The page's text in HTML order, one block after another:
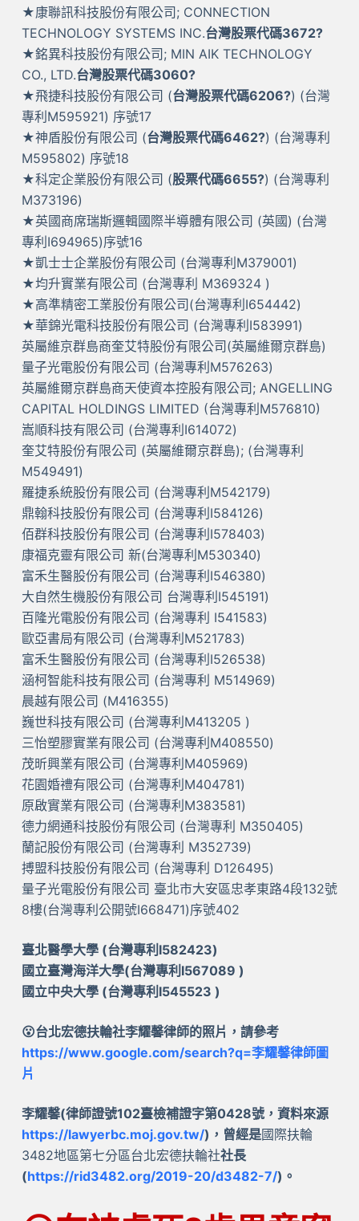
★康聯訊科技股份有限公司; CONNECTION
TECHNOLOGY SYSTEMS INC.台灣股票代碼3672?
★銘異科技股份有限公司; MIN AIK TECHNOLOGY
CO., LTD.台灣股票代碼3060?
★飛捷科技股份有限公司 (台灣股票代碼6206?) (台灣
專利M595921) 序號17
★神盾股份有限公司 (台灣股票代碼6462?) (台灣專利
M595802) 序號18
★科定企業股份有限公司 (股票代碼6655?) (台灣專利
M373196)
★英國商席瑞斯邏輯國際半導體有限公司 (英國) (台灣
專利I694965)序號16
★凱士士企業股份有限公司 (台灣專利M379001)
★均升實業有限公司 (台灣專利 M369324 )
★高準精密工業股份有限公司(台灣專利I654442)
★華錦光電科技股份有限公司 (台灣專利I583991)
英屬維京群島商奎艾特股份有限公司(英屬維爾京群島)
量子光電股份有限公司 (台灣專利M576263)
英屬維爾京群島商天使資本控股有限公司; ANGELLING
CAPITAL HOLDINGS LIMITED (台灣專利M576810)
嵩順科技有限公司 (台灣專利I614072)
奎艾特股份有限公司 (英屬維爾京群島); (台灣專利
M549491)
羅捷系統股份有限公司 (台灣專利M542179)
鼎翰科技股份有限公司 (台灣專利I584126)
佰群科技股份有限公司 (台灣專利I578403)
康福克靈有限公司 新(台灣專利M530340)
富禾生醫股份有限公司 (台灣專利I546380)
大自然生機股份有限公司 台灣專利I545191)
百隆光電股份有限公司 (台灣專利 I541583)
歐亞書局有限公司 (台灣專利M521783)
富禾生醫股份有限公司 (台灣專利I526538)
涵柯智能科技有限公司 (台灣專利 M514969)
晨越有限公司 (M416355)
巍世科技有限公司 (台灣專利M413205 )
三怡塑膠實業有限公司 (台灣專利M408550)
茂昕興業有限公司 (台灣專利M405969)
花園婚禮有限公司 (台灣專利M404781)
原啟實業有限公司 (台灣專利M383581)
德力網通科技股份有限公司 (台灣專利 M350405)
蘭記股份有限公司 (台灣專利 M352739)
搏盟科技股份有限公司 (台灣專利 D126495)
量子光電股份有限公司 臺北市大安區忠孝東路4段132號
8樓(台灣專利公開號I668471)序號402
臺北醫學大學 (台灣專利I582423)
國立臺灣海洋大學(台灣專利I567089 )
國立中央大學 (台灣專利I545523 )
😮台北宏德扶輪社李耀馨律師的照片，請參考
https://www.google.com/search?q=李耀馨律師圖
片
李耀馨(律師證號102臺檢補證字第0428號，資料來源
https://lawyerbc.moj.gov.tw/)，曾經是國際扶輪
3482地區第七分區台北宏德扶輪社社長
(https://rid3482.org/2019-20/d3482-7/)。